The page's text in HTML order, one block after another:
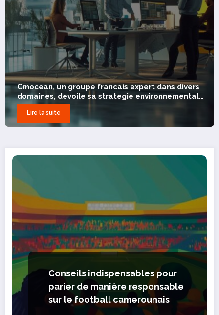
Cerise Club : comment ce fruit d’ete
naturellement votre immunite
Conseils indispensables pour
parier de manière responsable
sur le football camerounais